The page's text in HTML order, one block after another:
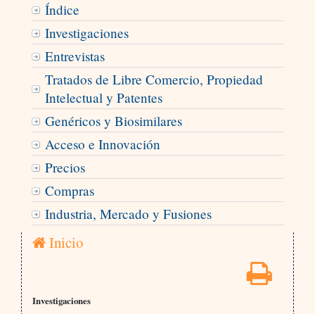
Índice
Investigaciones
Entrevistas
Tratados de Libre Comercio, Propiedad
Intelectual y Patentes
Genéricos y Biosimilares
Acceso e Innovación
Precios
Compras
Industria, Mercado y Fusiones
Inicio
Investigaciones